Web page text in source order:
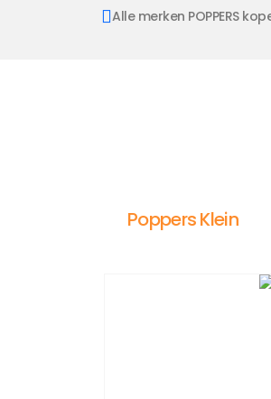
Alle merken POPPERS
Poppers Klein